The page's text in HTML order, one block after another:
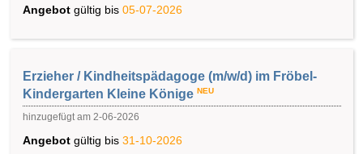
Angebot gültig bis 05-07-2026
Erzieher / Kindheitspädagoge (m/w/d) im Fröbel-
Kindergarten Kleine Könige NEU
hinzugefügt am 2-06-2026
Angebot gültig bis 31-10-2026